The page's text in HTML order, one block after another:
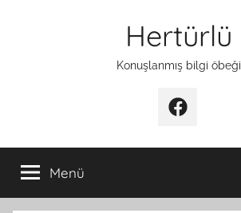
Hertürlü
Konuşlanmış bilgi öbeği
Facebook
Menü